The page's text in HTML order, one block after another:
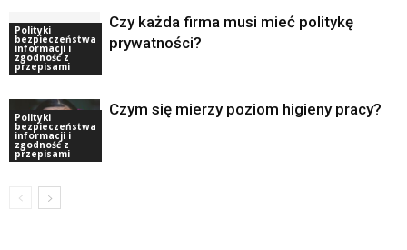
Polityki
bezpieczeństwa
informacji i
zgodność z
przepisami
Czy każda firma musi mieć politykę
prywatności?
Polityki
bezpieczeństwa
informacji i
zgodność z
przepisami
Czym się mierzy poziom higieny pracy?